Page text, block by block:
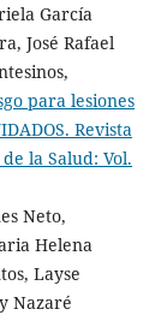
García
José Rafael
para lesiones
Revista
la Salud: Vol.
Neto,
Helena
Layse
Nazaré